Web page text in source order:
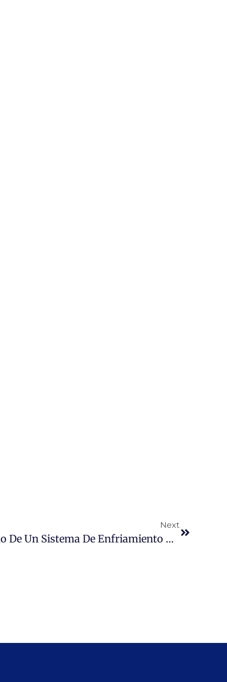
Next
Desarrollo Y Prototipado De Un Sistema De Enfriamiento De Fruta A Nivel De Huerto\» Para Ser Utilizado En La Cosecha De Cerezas.